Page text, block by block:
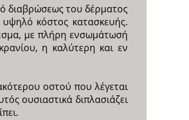
διαβρώσεως του δέρματος
κόστος κατασκευής.
με πλήρη ενσωμάτωσή
η καλύτερη και εν
οστού που λέγεται
ουσιαστικά διπλασιάζει